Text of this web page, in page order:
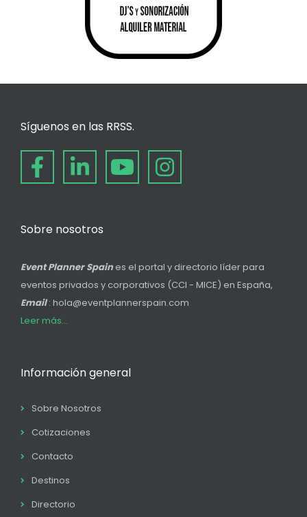
Síguenos en las RRSS.
Sobre nosotros
Event Planner Spain es el portal y directorio líder para
eventos privados y corporativos (CCI - MICE) en España,
Email: hola@eventplannerspain.com
Leer más...
Información general
Sobre Nosotros
Cotizaciones
Contacto
Destinos
Directorio